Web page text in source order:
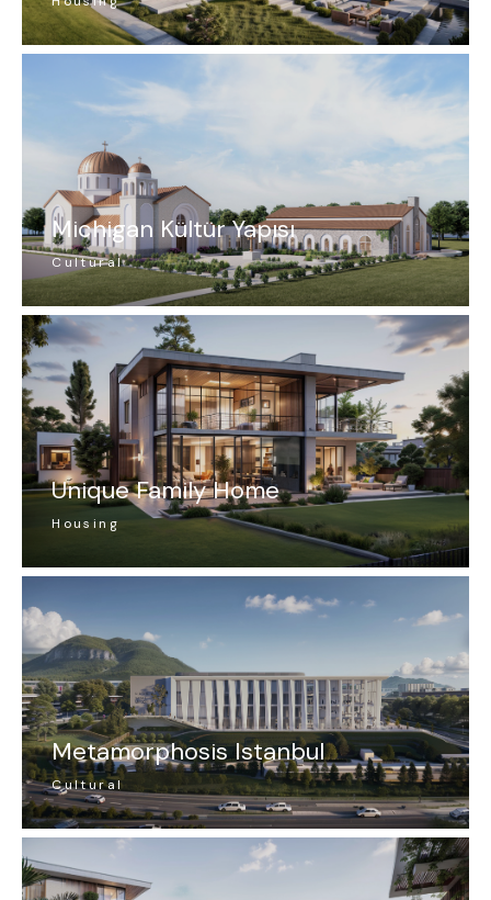
Michigan Kültür Yapısı
Cultural
Unique Family Home
Housing
Metamorphosis Istanbul
Cultural